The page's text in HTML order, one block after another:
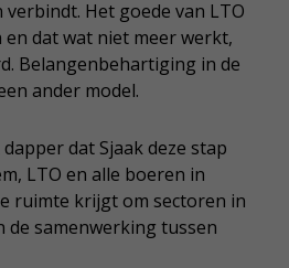
Het goede van LTO
dat wat niet meer werkt,
Belangenbehartiging in de
ander model.
dat Sjaak deze stap
LTO en alle boeren in
ruimte krijgt om sectoren in
samenwerking tussen